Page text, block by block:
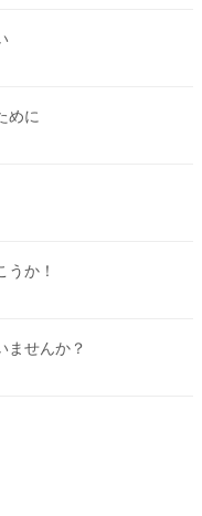
めに
うか！
ませんか？